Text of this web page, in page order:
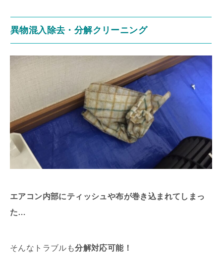
異物混入除去・分解クリーニング
エアコン内部にティッシュや布が巻き込まれてしまっ
た…
そんなトラブルも分解対応可能！